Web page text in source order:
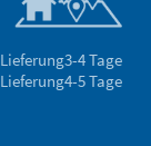
Lieferung3-4 Tage
Lieferung4-5 Tage